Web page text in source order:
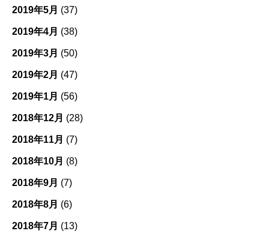
2019年5月 (37)
2019年4月 (38)
2019年3月 (50)
2019年2月 (47)
2019年1月 (56)
2018年12月 (28)
2018年11月 (7)
2018年10月 (8)
2018年9月 (7)
2018年8月 (6)
2018年7月 (13)